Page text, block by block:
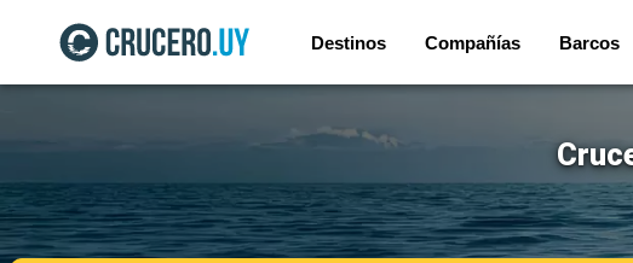
Destinos Compañías Barcos